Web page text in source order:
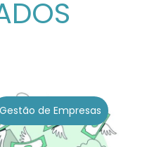
Gestão de Empresas